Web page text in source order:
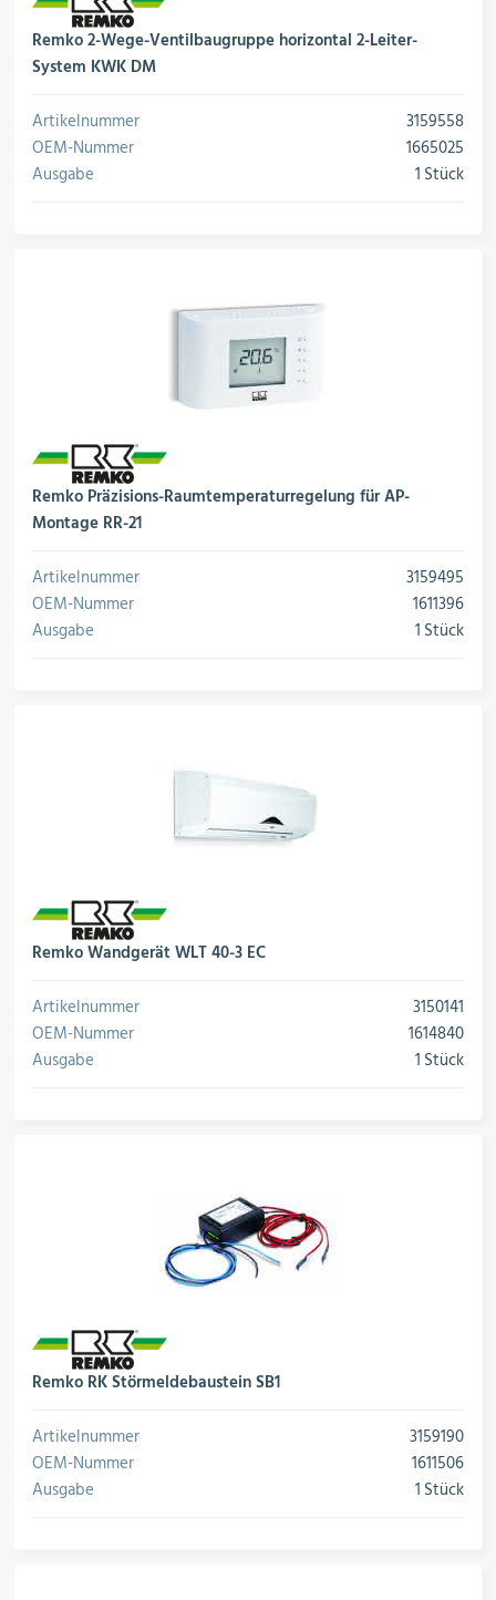
Remko 2-Wege-Ventilbaugruppe horizontal 2-Leiter-
System KWK DM
Artikelnummer
3159558
OEM-Nummer
1665025
Ausgabe
1 Stück
Remko Präzisions-Raumtemperaturregelung für AP-
Montage RR-21
Artikelnummer
3159495
OEM-Nummer
1611396
Ausgabe
1 Stück
Remko Wandgerät WLT 40-3 EC
Artikelnummer
3150141
OEM-Nummer
1614840
Ausgabe
1 Stück
Remko RK Störmeldebaustein SB1
Artikelnummer
3159190
OEM-Nummer
1611506
Ausgabe
1 Stück